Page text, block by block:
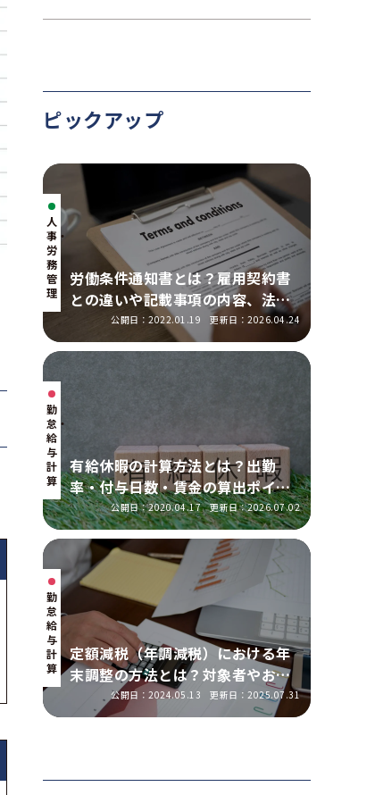
ピックアップ
人
事・
労
務
管
理
労働条件通知書とは？雇用契約書
との違いや記載事項の内容、法改
正の明示ルールを解説
公開日：2022.01.19 更新日：2026.04.24
勤
怠・
給
与
計
算
有給休暇の計算方法とは？出勤
率・付与日数・賃金の算出ポイン
トを実務に即して解説
公開日：2020.04.17 更新日：2026.07.02
勤
怠・
給
与
計
算
定額減税（年調減税）における年
末調整の方法とは？対象者やおこ
なう手順を解説
公開日：2024.05.13 更新日：2025.07.31